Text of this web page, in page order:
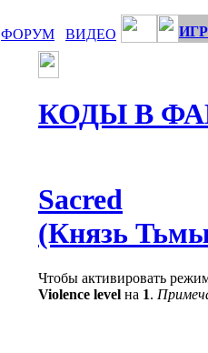
ФОРУМ ВИДЕО
КОДЫ В
Sacred
(Князь
Чтобы активировать
Violence level на 1.